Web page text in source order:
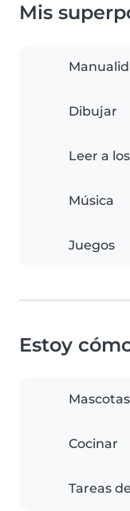
Mis
Dibujar
Leer a
Música
Juegos
Estoy
Mascotas
Cocinar
Tareas